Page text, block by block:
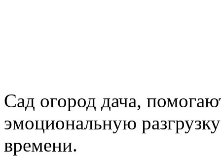
Сад огород дача,
эмоциональную
времени.